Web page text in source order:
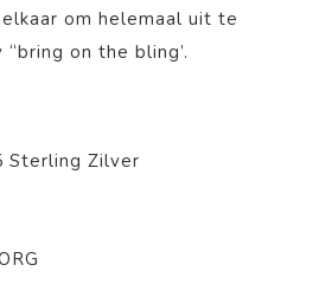
om helemaal uit te
on the bling’.
Sterling Zilver